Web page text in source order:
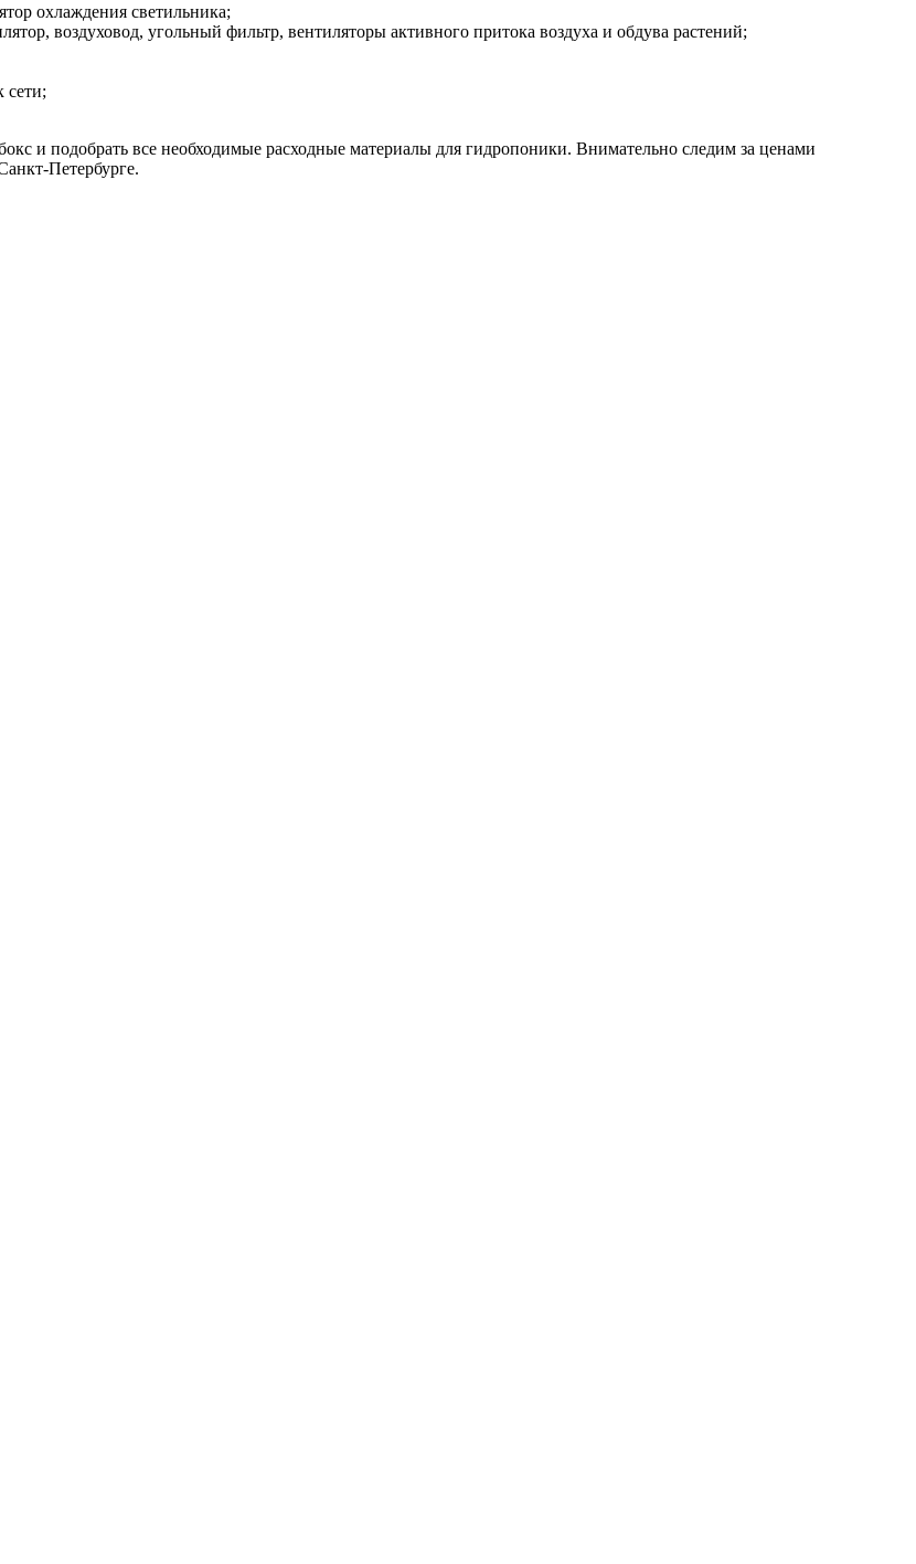
охлаждения светильника;
воздуховод, угольный фильтр, вентиляторы активного притока воздуха и обдува растений;
сети;
и подобрать все необходимые расходные материалы для гидропоники. Внимательно следим за ценами
Петербурге.